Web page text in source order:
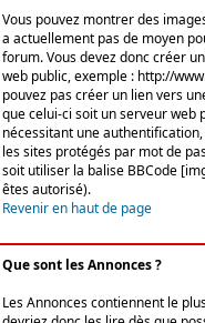
Vous pouvez montrer des
a actuellement pas de moyen
forum. Vous devez donc créer
web public, exemple : http://
pouvez pas créer un lien vers
que celui-ci soit un serveur web
nécessitant une
les sites protégés par mot de
soit utiliser la balise BBCode
êtes autorisé).
Revenir en haut de page
Que sont les Annonces ?
Les Annonces contiennent le